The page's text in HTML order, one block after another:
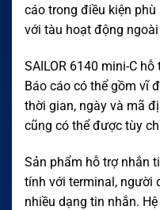
cáo trong điều kiện
với tàu hoạt động
SAILOR 6140 mini-C
Báo cáo có thể gồm vĩ
thời gian, ngày và mã
cũng có thể được tùy
Sản phẩm hỗ trợ nhắn
tính với terminal, người
nhiều dạng tin nhắn.